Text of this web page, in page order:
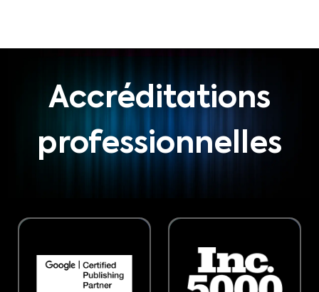
Accréditations
professionnelles